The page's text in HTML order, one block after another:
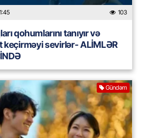
103
qohumlarını tanıyır və
keçirməyi sevirlər- ALİMLƏR
Gündəm